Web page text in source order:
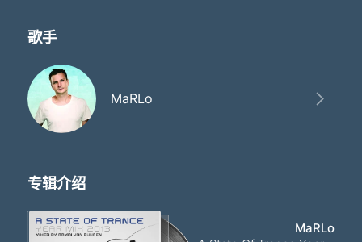
歌手
MaRLo
专辑介绍
MaRLo